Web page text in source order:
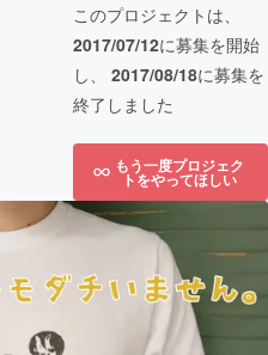
このプロジェクトは、
2017/07/12に募集を開始
し、 2017/08/18に募集を
終了しました
もう一度プロジェク
トをやってほしい